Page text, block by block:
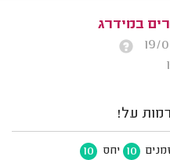
במידרג
על!
זמנים 10 יחס 10